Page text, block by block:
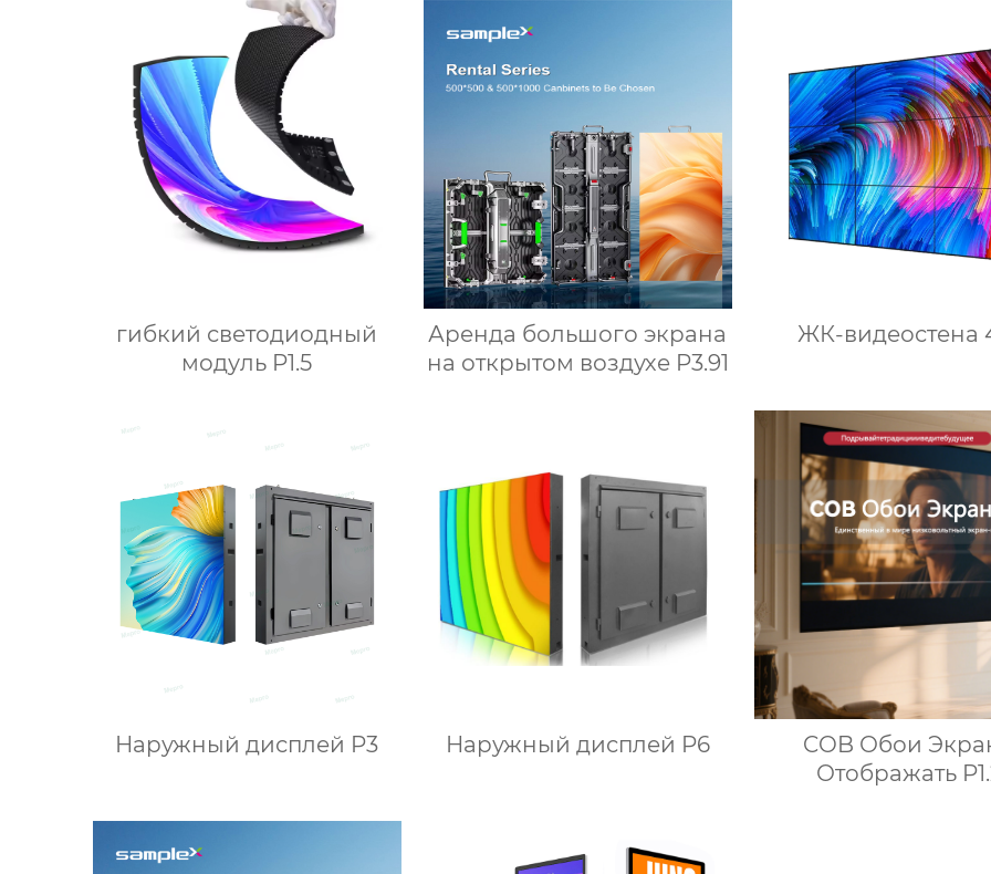
гибкий светодиодный
модуль P1.5
Аренда большого экрана
на открытом воздухе P3.91
ЖК-видеостена
Наружный дисплей P3 Наружный дисплей P6
COB Обои
Отображать